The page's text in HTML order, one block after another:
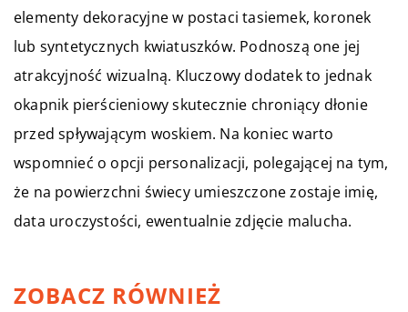
elementy dekoracyjne w postaci tasiemek, koronek
lub syntetycznych kwiatuszków. Podnoszą one jej
atrakcyjność wizualną. Kluczowy dodatek to jednak
okapnik pierścieniowy skutecznie chroniący dłonie
przed spływającym woskiem. Na koniec warto
wspomnieć o opcji personalizacji, polegającej na tym,
że na powierzchni świecy umieszczone zostaje imię,
data uroczystości, ewentualnie zdjęcie malucha.
ZOBACZ RÓWNIEŻ